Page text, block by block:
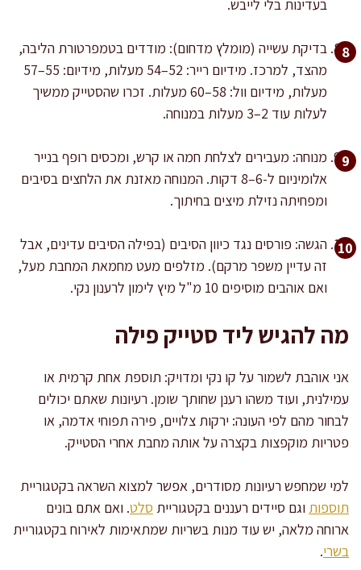
בעדינות בלי לייבש.
בדיקת עשייה (מומלץ מדחום): מודדים בטמפרטורת הליבה,
מהצד, למרכז. מידיום רייר: 52–54 מעלות, מידיום: 55–57
מעלות, מידיום וול: 58–60 מעלות. זכרו שהסטייק ממשיך
לעלות עוד 2–3 מעלות במנוחה.
מנוחה: מעבירים לצלחת חמה או קרש, ומכסים רופף בנייר
אלומיניום ל-6–8 דקות. המנוחה מאזנת את הלחצים בסיבים
ומפחיתה נזילת מיצים בחיתוך.
הגשה: פורסים נגד כיוון הסיבים (בפילה הסיבים עדינים, אבל
זה עדיין משפר מרקם). מזלפים מעט מחמאת המחבת מעל,
ואם אוהבים מוסיפים 10 מ"ל מיץ לימון לרענון נקי.
מה להגיש ליד סטייק פילה
אני אוהבת לשמור על קו נקי ומדויק: תוספת אחת קרמית או
עמילנית, ועוד משהו רענן שחותך שומן. רעיונות שאתם יכולים
לבחור מהם לפי העונה: ירקות צלויים, פירה תפוחי אדמה, או
פטריות מוקפצות בקצרה על אותה מחבת אחרי הסטייק.
למי שמחפש רעיונות מסודרים, אפשר למצוא השראה בקטגוריית
תוספות וגם סיידים רעננים בקטגוריית סלט. ואם אתם בונים
ארוחה מלאה, יש עוד מנות בשריות שמתאימות לאירוח בקטגוריית
בשרי.